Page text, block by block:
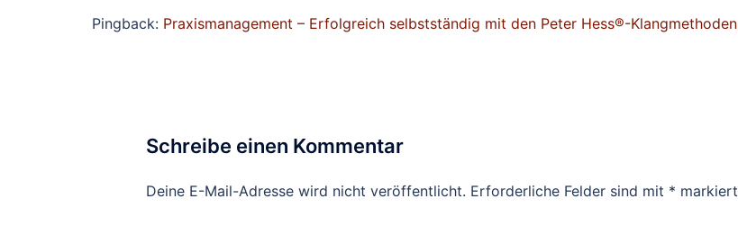
Pingback: Praxismanagement – Erfolgreich selbstständig mit den Peter Hess®-Klangmethoden |
Schreibe einen Kommentar
Deine E-Mail-Adresse wird nicht veröffentlicht. Erforderliche Felder sind mit * markiert